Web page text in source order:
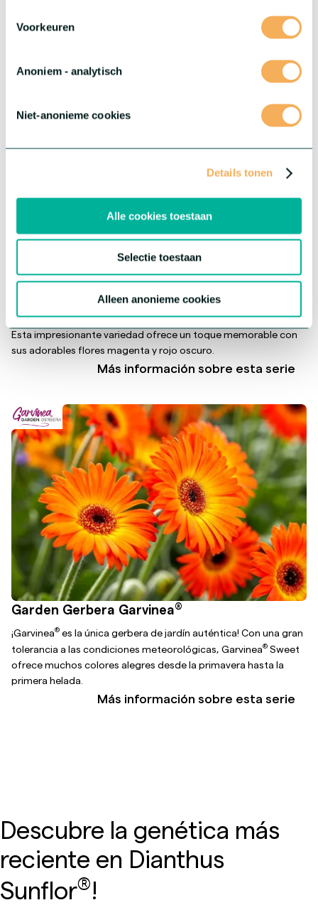
Voorkeuren
Anoniem - analytisch
Niet-anonieme cookies
Details tonen
Alle cookies toestaan
Selectie toestaan
Alleen anonieme cookies
con su belleza.
Más información sobre esta serie
Dianthus Picture Perfect®
Conoce Picture Perfect®, el Dianthus más fotogénico que
convierte cada hogar y jardín en un entorno Picture Perfect®.
Esta impresionante variedad ofrece un toque memorable con
sus adorables flores magenta y rojo oscuro.
Más información sobre esta serie
Garden Gerbera Garvinea®
¡Garvinea® es la única gerbera de jardín auténtica! Con una gran
tolerancia a las condiciones meteorológicas, Garvinea® Sweet
ofrece muchos colores alegres desde la primavera hasta la
primera helada.
Más información sobre esta serie
Descubre la genética más
reciente en Dianthus
Sunflor®!